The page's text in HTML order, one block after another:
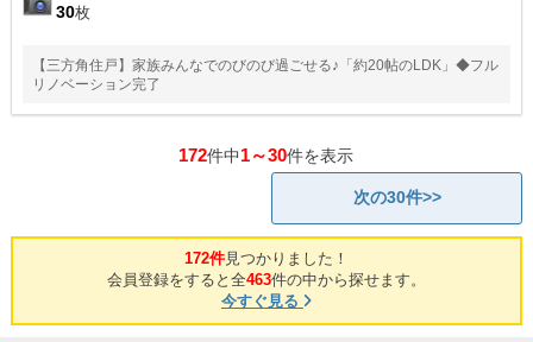
30枚
【三方角住戸】家族みんなでのびのび過ごせる♪「約20帖のLDK」◆フル
リノベーション完了
172件中1～30件を表示
次の30件>>
172件見つかりました！
会員登録をすると全463件の中から探せます。
今すぐ見る